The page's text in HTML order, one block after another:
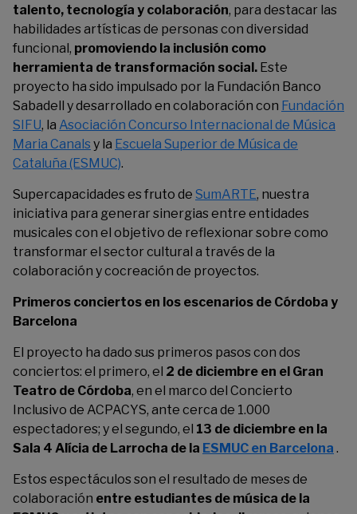
talento, tecnología y colaboración, para destacar las
habilidades artísticas de personas con diversidad
funcional, promoviendo la inclusión como
herramienta de transformación social. Este
proyecto ha sido impulsado por la Fundación Banco
Sabadell y desarrollado en colaboración con Fundación
SIFU, la Asociación Concurso Internacional de Música
Maria Canals y la Escuela Superior de Música de
Cataluña (ESMUC).
Supercapacidades es fruto de SumARTE, nuestra
iniciativa para generar sinergias entre entidades
musicales con el objetivo de reflexionar sobre como
transformar el sector cultural a través de la
colaboración y cocreación de proyectos.
Primeros conciertos en los escenarios de Córdoba y
Barcelona
El proyecto ha dado sus primeros pasos con dos
conciertos: el primero, el 2 de diciembre en el Gran
Teatro de Córdoba, en el marco del Concierto
Inclusivo de ACPACYS, ante cerca de 1.000
espectadores; y el segundo, el 13 de diciembre en la
Sala 4 Alícia de Larrocha de la ESMUC en Barcelona .
Estos espectáculos son el resultado de meses de
colaboración entre estudiantes de música de la